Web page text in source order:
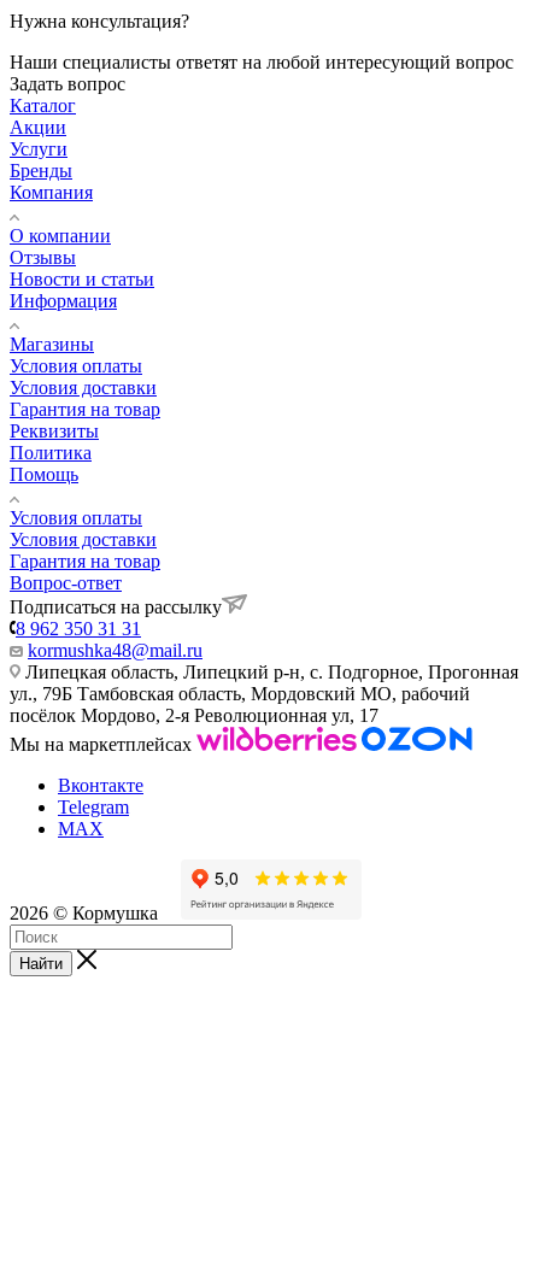
Нужна консультация?
Наши специалисты ответят на любой интересующий вопрос
Задать вопрос
Каталог
Акции
Услуги
Бренды
Компания
О компании
Отзывы
Новости и статьи
Информация
Магазины
Условия оплаты
Условия доставки
Гарантия на товар
Реквизиты
Политика
Помощь
Условия оплаты
Условия доставки
Гарантия на товар
Вопрос-ответ
Подписаться на рассылку
8 962 350 31 31
kormushka48@mail.ru
Липецкая область, Липецкий р-н, с. Подгорное, Прогонная
ул., 79Б Тамбовская область, Мордовский МО, рабочий
посёлок Мордово, 2-я Революционная ул, 17
Мы на маркетплейсах
Вконтакте
Telegram
MAX
2026 © Кормушка
Найти